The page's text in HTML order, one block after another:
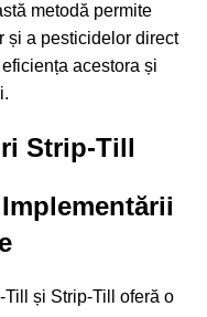
metodă permite
și a pesticidelor direct
acestora și
și Strip-Till oferă o